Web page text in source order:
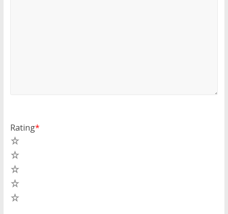
Rating*